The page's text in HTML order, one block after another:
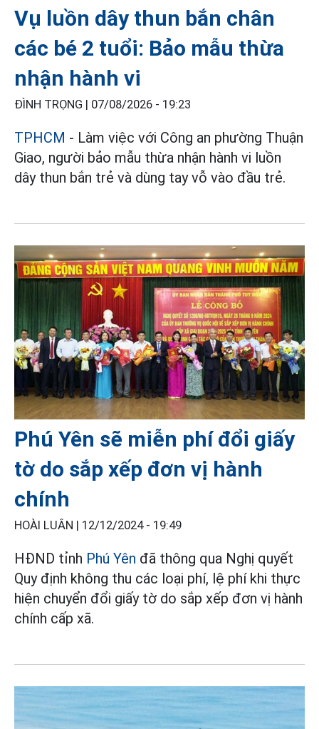
Vụ luồn dây thun bắn chân
các bé 2 tuổi: Bảo mẫu thừa
nhận hành vi
ĐÌNH TRỌNG | 07/08/2026 - 19:23
TPHCM - Làm việc với Công an phường Thuận
Giao, người bảo mẫu thừa nhận hành vi luồn
dây thun bắn trẻ và dùng tay vỗ vào đầu trẻ.
Phú Yên sẽ miễn phí đổi giấy
tờ do sắp xếp đơn vị hành
chính
HOÀI LUÂN | 12/12/2024 - 19:49
HĐND tỉnh Phú Yên đã thông qua Nghị quyết
Quy định không thu các loại phí, lệ phí khi thực
hiện chuyển đổi giấy tờ do sắp xếp đơn vị hành
chính cấp xã.